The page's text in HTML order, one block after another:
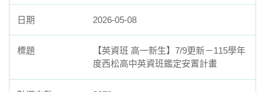
2026-05-08
【英資班 高一新生】7/9更新－115學年
度西松高中英資班鑑定安置計畫